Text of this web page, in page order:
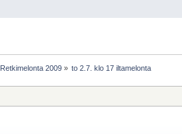
Retkimelonta 2009 » to 2.7. klo 17 iltamelonta